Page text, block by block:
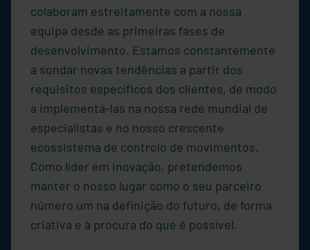
colaboram estreitamente com a nossa
equipa desde as primeiras fases de
desenvolvimento. Estamos constantemente
a sondar novas tendências a partir dos
requisitos específicos dos clientes, de modo
a implementá-las na nossa rede mundial de
especialistas e no nosso crescente
ecossistema de controlo de movimentos.
Como líder em inovação, pretendemos
manter o nosso lugar como o seu parceiro
número um na definição do futuro, de forma
criativa e à procura do que é possível.